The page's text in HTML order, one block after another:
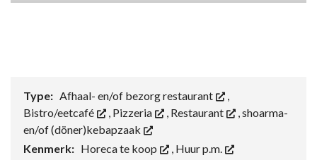
Type: Afhaal- en/of bezorg restaurant
,
Bistro/eetcafé
, Pizzeria , Restaurant ,shoarma-
en/of (döner)kebapzaak
Kenmerk: Horeca te koop , Huur p.m.